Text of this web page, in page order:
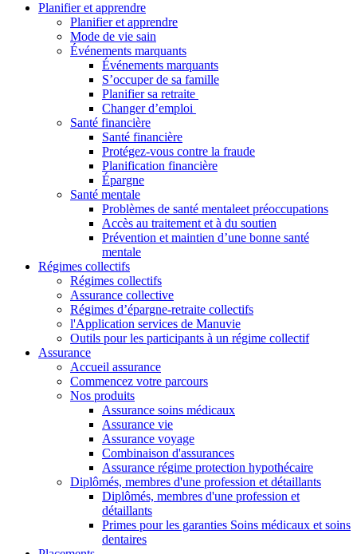
Planifier et apprendre
Planifier et apprendre
Mode de vie sain
Événements marquants
Événements marquants
S’occuper de sa famille
Planifier sa retraite
Changer d’emploi
Santé financière
Santé financière
Protégez-vous contre la fraude
Planification financière
Épargne
Santé mentale
Problèmes de santé mentaleet préoccupations
Accès au traitement et à du soutien
Prévention et maintien d’une bonne santé
mentale
Régimes collectifs
Régimes collectifs
Assurance collective
Régimes d’épargne-retraite collectifs
l'Application services de Manuvie
Outils pour les participants à un régime collectif
Assurance
Accueil assurance
Commencez votre parcours
Nos produits
Assurance soins médicaux
Assurance vie
Assurance voyage
Combinaison d'assurances
Assurance régime protection hypothécaire
Diplômés, membres d'une profession et détaillants
Diplômés, membres d'une profession et
détaillants
Primes pour les garanties Soins médicaux et soins
dentaires